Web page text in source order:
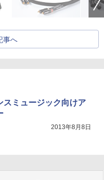
事へ
スミュージック向けア
2013年8月8日